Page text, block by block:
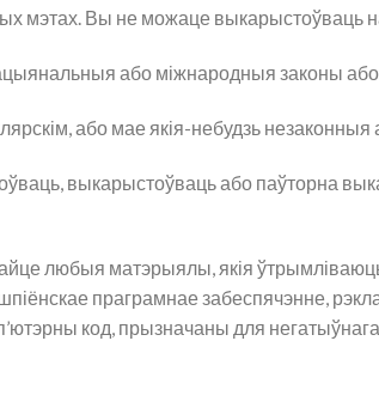
мэтах. Вы не можаце выкарыстоўваць
або міжнародныя законы або
або мае якія-небудзь незаконныя
выкарыстоўваць або паўторна
матэрыялы, якія ўтрымліваюць
праграмнае забеспячэнне,
код, прызначаны для